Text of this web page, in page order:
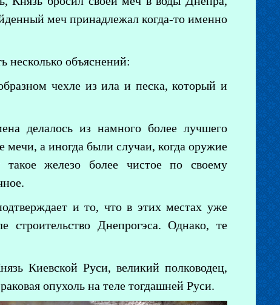
меч принадлежал когда-то именно
несколько объяснений:
чехле из ила и песка, который и
делалось из намного более лучшего
а иногда были случаи, когда оружие
такое железо более чистое по своему
и то, что в этих местах уже
Днепрогэса. Однако, те
Киевской Руси, великий полководец,
опухоль на теле тогдашней Руси.